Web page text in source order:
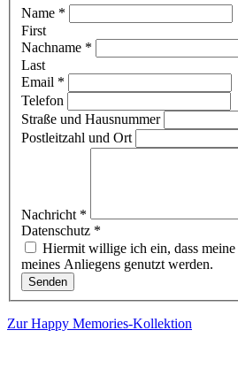
Name *
First
Nachname *
Last
Email *
Telefon
Straße und Hausnummer
Postleitzahl und Ort
Nachricht *
Datenschutz *
Hiermit willige ich ein, dass
meines Anliegens genutzt werden.
Senden
Zur Happy Memories-Kollektion